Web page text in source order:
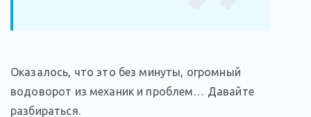
Оказалось, что это без минуты, огромный
водоворот из механик и проблем… Давайте
разбираться.